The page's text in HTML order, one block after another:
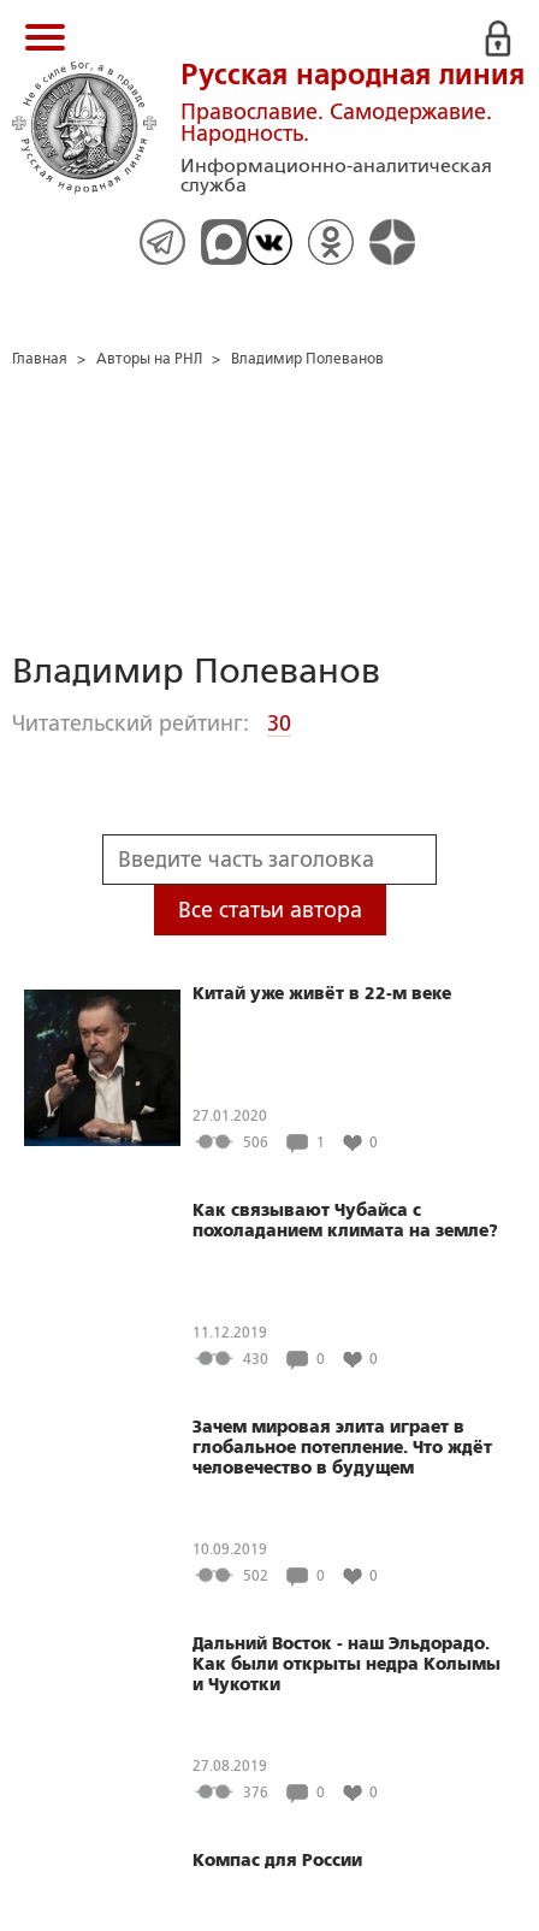
Русская народная линия
Православие. Самодержавие.
Народность.
Информационно-аналитическая
служба
Главная > Авторы на РНЛ > Владимир Полеванов
Владимир Полеванов
Читательский рейтинг: 30
Все статьи автора
Китай уже живёт в 22-м веке
27.01.2020
506
1 0
Как связывают Чубайса с
похоладанием климата на земле?
11.12.2019
430
0 0
Зачем мировая элита играет в
глобальное потепление. Что ждёт
человечество в будущем
10.09.2019
502
0 0
Дальний Восток - наш Эльдорадо.
Как были открыты недра Колымы
и Чукотки
27.08.2019
376
0 0
Компас для России